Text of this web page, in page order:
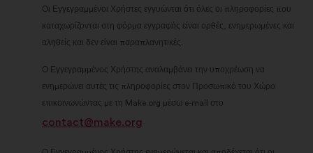
Οι Εγγεγραμμένοι Χρήστες εγγυώνται ότι όλες οι πληροφορίες που
καταχωρίζονται στη φόρμα εγγραφής είναι ορθές, ενημερωμένες και
αληθείς και δεν είναι παραπλανητικές.
Ο Εγγεγραμμένος Χρήστης αναλαμβάνει την υποχρέωση να
ενημερώνει αυτές τις πληροφορίες στον Προσωπικό του Χώρο
επικοινωνώντας με τη Make.org μέσω e-mail στο
contact@make.org